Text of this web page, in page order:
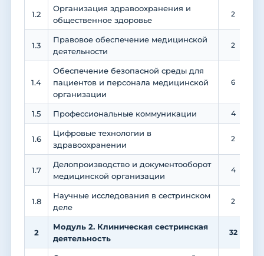
1.2
Организация здравоохранения и
общественное здоровье
2
1.3
Правовое обеспечение медицинской
деятельности
2
1.4
Обеспечение безопасной среды для
пациентов и персонала медицинской
организации
6
1.5 Профессиональные коммуникации 4
1.6
Цифровые технологии в
здравоохранении
2
1.7
Делопроизводство и документооборот
медицинской организации
4
1.8
Научные исследования в сестринском
деле
2
2
Модуль 2. Клиническая сестринская
деятельность
32